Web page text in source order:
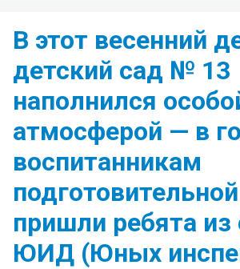
В этот весенний
детский сад № 13
наполнился
атмосферой — в
воспитанникам
пришли ребята из
ЮИД (Юных